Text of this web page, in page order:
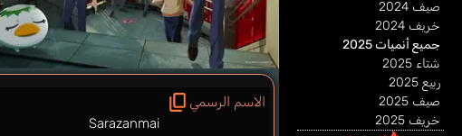
الاسم الرسمي
Sarazanmai
صيف 2024
خريف 2024
جميع أنميات 2025
شتاء 2025
ربيع 2025
صيف 2025
خريف 2025